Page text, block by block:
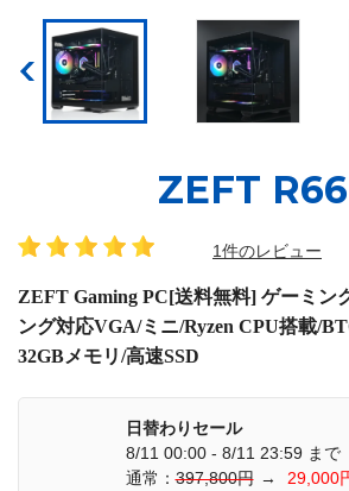
ZEFT
1件のレビュー
ZEFT Gaming PC[送料無料] ゲーミン
ング対応VGA/ミニ/Ryzen CPU搭載/
32GBメモリ/高速SSD
日替わりセール
8/11 00:00 - 8/11 23:59 まで
通常：397,800円 → 29,000